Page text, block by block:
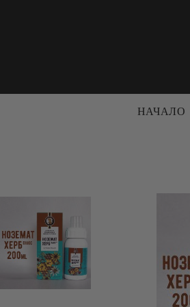
НАЧАЛО
ЦЕНТРАФУГИ ЗА МЕД
ДЕКРИСТАЛИЗАТОРИ
МАТУРАТОРИ
ВОСЪКОТОПИЛКИ
БОЯ ЗА